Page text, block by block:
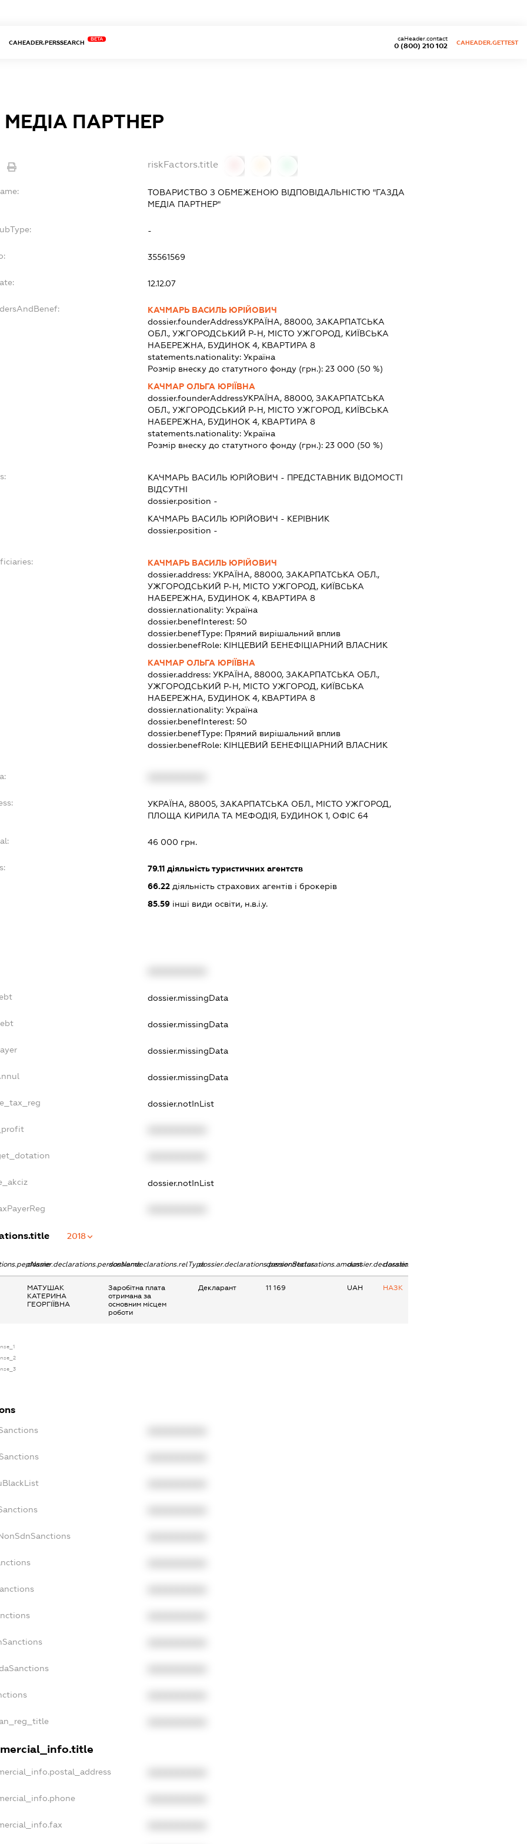
CAHEADER.PERSSEARCH
BETA
0 (800) 210 102
caHeader.contact
CAHEADER.GETTEST
МЕДІА ПАРТНЕР
riskFactors.title
ТОВАРИСТВО З ОБМЕЖЕНОЮ ВІДПОВІДАЛЬНІСТЮ "ГАЗДА
МЕДІА ПАРТНЕР"
-
35561569
12.12.07
КАЧМАРЬ ВАСИЛЬ ЮРІЙОВИЧ
dossier.founderAddressУКРАЇНА, 88000, ЗАКАРПАТСЬКА
ОБЛ., УЖГОРОДСЬКИЙ Р-Н, МІСТО УЖГОРОД, КИЇВСЬКА
НАБЕРЕЖНА, БУДИНОК 4, КВАРТИРА 8
statements.nationality: Україна
Розмір внеску до статутного фонду (грн.): 23 000 (50 %)
КАЧМАР ОЛЬГА ЮРІЇВНА
dossier.founderAddressУКРАЇНА, 88000, ЗАКАРПАТСЬКА
ОБЛ., УЖГОРОДСЬКИЙ Р-Н, МІСТО УЖГОРОД, КИЇВСЬКА
НАБЕРЕЖНА, БУДИНОК 4, КВАРТИРА 8
statements.nationality: Україна
Розмір внеску до статутного фонду (грн.): 23 000 (50 %)
КАЧМАРЬ ВАСИЛЬ ЮРІЙОВИЧ - ПРЕДСТАВНИК ВІДОМОСТІ
ВІДСУТНІ
dossier.position -
КАЧМАРЬ ВАСИЛЬ ЮРІЙОВИЧ - КЕРІВНИК
dossier.position -
КАЧМАРЬ ВАСИЛЬ ЮРІЙОВИЧ
dossier.address: УКРАЇНА, 88000, ЗАКАРПАТСЬКА ОБЛ.,
УЖГОРОДСЬКИЙ Р-Н, МІСТО УЖГОРОД, КИЇВСЬКА
НАБЕРЕЖНА, БУДИНОК 4, КВАРТИРА 8
dossier.nationality: Україна
dossier.benefInterest: 50
dossier.benefType: Прямий вирішальний вплив
dossier.benefRole: КІНЦЕВИЙ БЕНЕФІЦІАРНИЙ ВЛАСНИК
КАЧМАР ОЛЬГА ЮРІЇВНА
dossier.address: УКРАЇНА, 88000, ЗАКАРПАТСЬКА ОБЛ.,
УЖГОРОДСЬКИЙ Р-Н, МІСТО УЖГОРОД, КИЇВСЬКА
НАБЕРЕЖНА, БУДИНОК 4, КВАРТИРА 8
dossier.nationality: Україна
dossier.benefInterest: 50
dossier.benefType: Прямий вирішальний вплив
dossier.benefRole: КІНЦЕВИЙ БЕНЕФІЦІАРНИЙ ВЛАСНИК
УКРАЇНА, 88005, ЗАКАРПАТСЬКА ОБЛ., МІСТО УЖГОРОД,
ПЛОЩА КИРИЛА ТА МЕФОДІЯ, БУДИНОК 1, ОФІС 64
46 000 грн.
79.11діяльність туристичних агентств
66.22діяльність страхових агентів і брокерів
85.59інші види освіти, н.в.і.у.
dossier.missingData
dossier.missingData
dossier.missingData
dossier.missingData
dossier.notInList
dossier.notInList
2018
dossier.declarations.personNamedossier.declarations.relTypedossier.declarations.personStatusdossier.declarations.amountdossier.declarations.currency
dossier.declarations.source
МАТУШАК
КАТЕРИНА
ГЕОРГІЇВНА
Заробітна плата
отримана за
основним місцем
роботи
Декларант 11 169 UAH НАЗК